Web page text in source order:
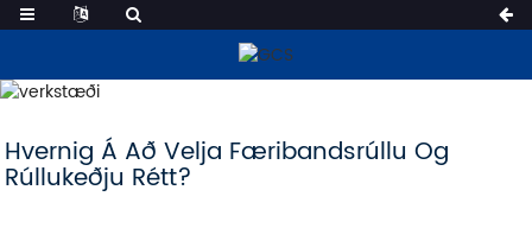
Fréttir
Hvernig Á Að Velja Færibandsrúllu Og
Rúllukeðju Rétt?